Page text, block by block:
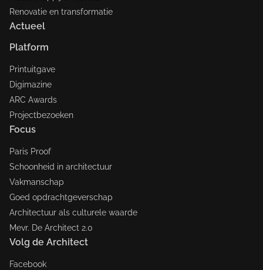
Renovatie en transformatie
Actueel
Platform
Printuitgave
Digimazine
ARC Awards
Projectbezoeken
Focus
Paris Proof
Schoonheid in architectuur
Vakmanschap
Goed opdrachtgeverschap
Architectuur als culturele waarde
Mevr. De Architect 2.0
Volg de Architect
Facebook